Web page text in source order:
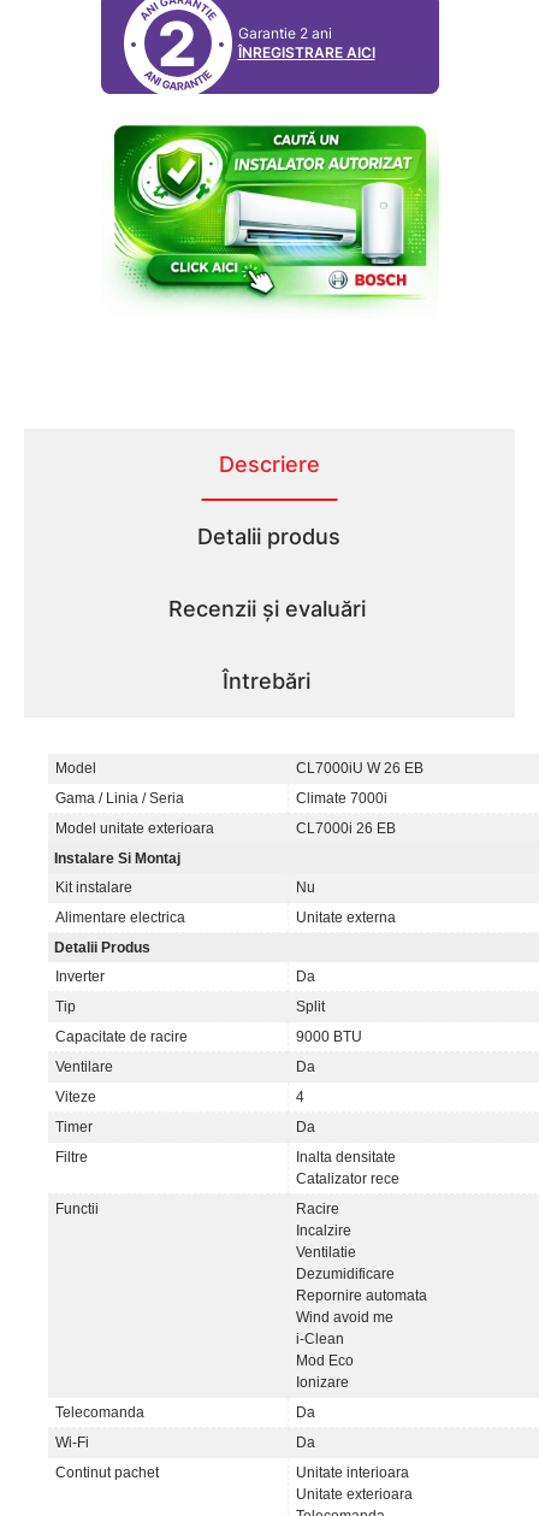
2
Garantie 2 ani
ÎNREGISTRARE AICI
Descriere
Detalii produs
Recenzii și evaluări
Întrebări
Model
CL7000iU W 26 EB
Gama / Linia / Seria
Climate 7000i
Model unitate exterioara
CL7000i 26 EB
Instalare Si Montaj
Kit instalare
Nu
Alimentare electrica
Unitate externa
Detalii Produs
Inverter
Da
Tip
Split
Capacitate de racire
9000 BTU
Ventilare
Da
Viteze
4
Timer
Da
Filtre
Inalta densitate
Catalizator rece
Functii
Racire
Incalzire
Ventilatie
Dezumidificare
Repornire automata
Wind avoid me
i-Clean
Mod Eco
Ionizare
Telecomanda
Da
Wi-Fi
Da
Continut pachet
Unitate interioara
Unitate exterioara